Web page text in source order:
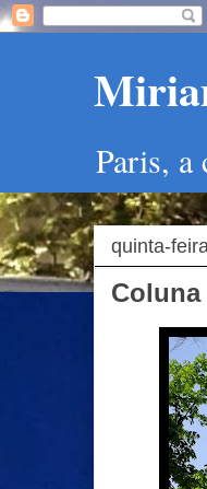
Paris, a
quinta-